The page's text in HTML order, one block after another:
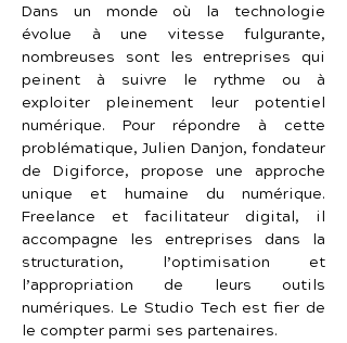
Dans un monde où la technologie
évolue à une vitesse fulgurante,
nombreuses sont les entreprises qui
peinent à suivre le rythme ou à
exploiter pleinement leur potentiel
numérique. Pour répondre à cette
problématique, Julien Danjon, fondateur
de Digiforce, propose une approche
unique et humaine du numérique.
Freelance et facilitateur digital, il
accompagne les entreprises dans la
structuration, l’optimisation et
l’appropriation de leurs outils
numériques. Le Studio Tech est fier de
le compter parmi ses partenaires.